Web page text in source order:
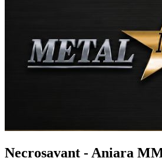
Necrosavant - Aniara